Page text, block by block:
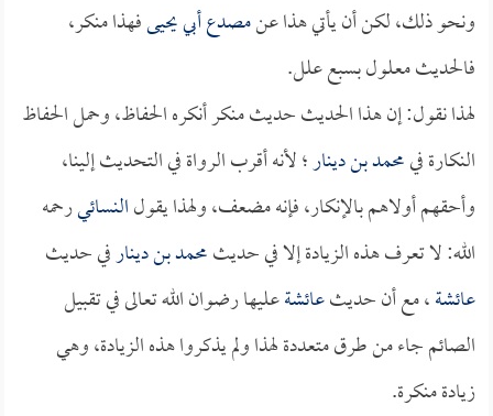
ونحو ذلك، لكن أن يأتي هذا عنمصدع أبي يحيىفهذا منكر،
فالحديث معلول بسبع علل.
لهذا نقول: إن هذا الحديث حديث منكر أنكره الحفاظ، وحمل الحفاظ
النكارة فيمحمد بن دينار؛ لأنه أقرب الرواة في التحديث إلينا،
وأحقهم أولاهم بالإنكار، فإنه مضعف، ولهذا يقولالنسائيرحمه
الله: لا تعرف هذه الزيادة إلا في حديثمحمد بن دينارفي حديث
عائشة، مع أن حديثعائشةعليها رضوان الله تعالى في تقبيل
الصائم جاء من طرق متعددة لهذا ولم يذكروا هذه الزيادة، وهي
زيادة منكرة.